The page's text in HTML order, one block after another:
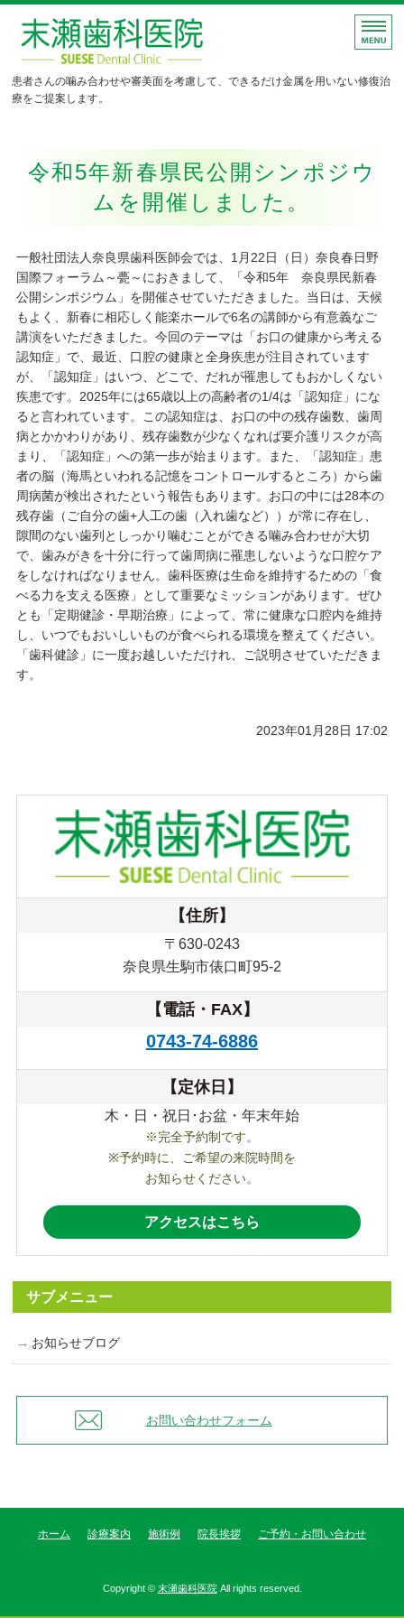
末瀬歯科医院｜できるだけ金
患者さんの噛み合わせや審美面を考慮して、できるだけ金属を用いない修復治
療をご提案します。
診療案内
院長挨拶
ご予約・お問い合わせ
令和5年新春県民公開シンポジウ
ムを開催しました。
一般社団法人奈良県歯科医師会では、1月22日（日）奈良春日野
国際フォーラム～甍～におきまして、「令和5年 奈良県民新春
公開シンポジウム」を開催させていただきました。当日は、天候
もよく、新春に相応しく能楽ホールで6名の講師から有意義なご
講演をいただきました。今回のテーマは「お口の健康から考える
認知症」で、最近、口腔の健康と全身疾患が注目されています
が、「認知症」はいつ、どこで、だれが罹患してもおかしくない
疾患です。2025年には65歳以上の高齢者の1/4は「認知症」にな
ると言われています。この認知症は、お口の中の残存歯数、歯周
病とかかわりがあり、残存歯数が少なくなれば要介護リスクが高
まり、「認知症」への第一歩が始まります。また、「認知症」患
者の脳（海馬といわれる記憶をコントロールするところ）から歯
周病菌が検出されたという報告もあります。お口の中には28本の
残存歯（ご自分の歯+人工の歯（入れ歯など））が常に存在し、
隙間のない歯列としっかり噛むことができる噛み合わせが大切
で、歯みがきを十分に行って歯周病に罹患しないような口腔ケア
をしなければなりません。歯科医療は生命を維持するための「食
べる力を支える医療」として重要なミッションがあります。ぜひ
とも「定期健診・早期治療」によって、常に健康な口腔内を維持
し、いつでもおいしいものが食べられる環境を整えてください。
「歯科健診」に一度お越しいただけれ、ご説明させていただきま
す。
2023年01月28日 17:02
【住所】
〒630-0243
奈良県生駒市俵口町95-2
【電話・FAX】
0743-74-6886
【定休日】
木・日・祝日･お盆・年末年始
※完全予約制です。
※予約時に、ご希望の来院時間を
お知らせください。
アクセスはこちら
サブメニュー
お知らせブログ
お問い合わせフォーム
ホーム 診療案内 施術例 院長挨拶 ご予約・お問い合わせ
Copyright © 末瀬歯科医院All rights reserved.